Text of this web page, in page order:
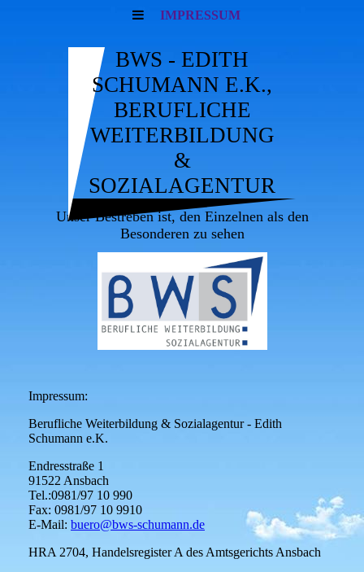
IMPRESSUM
BWS - EDITH
SCHUMANN E.K.,
BERUFLICHE
WEITERBILDUNG
&
SOZIALAGENTUR
Unser Bestreben ist, den Einzelnen als den
Besonderen zu sehen
Impressum:
Berufliche Weiterbildung & Sozialagentur - Edith
Schumann e.K.
Endresstraße 1
91522 Ansbach
Tel.:0981/97 10 990
Fax: 0981/97 10 9910
E-Mail: buero@bws-schumann.de
HRA 2704, Handelsregister A des Amtsgerichts Ansbach